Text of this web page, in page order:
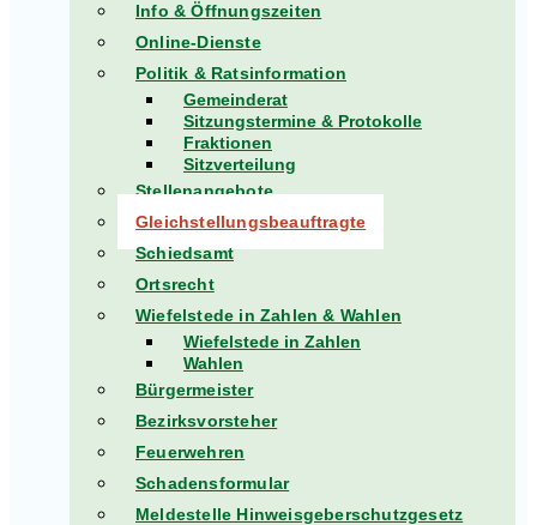
Info & Öffnungszeiten
Online-Dienste
Politik & Ratsinformation
Gemeinderat
Sitzungstermine & Protokolle
Fraktionen
Sitzverteilung
Stellenangebote
Gleichstellungsbeauftragte
Schiedsamt
Ortsrecht
Wiefelstede in Zahlen & Wahlen
Wiefelstede in Zahlen
Wahlen
Bürgermeister
Bezirksvorsteher
Feuerwehren
Schadensformular
Meldestelle Hinweisgeberschutzgesetz